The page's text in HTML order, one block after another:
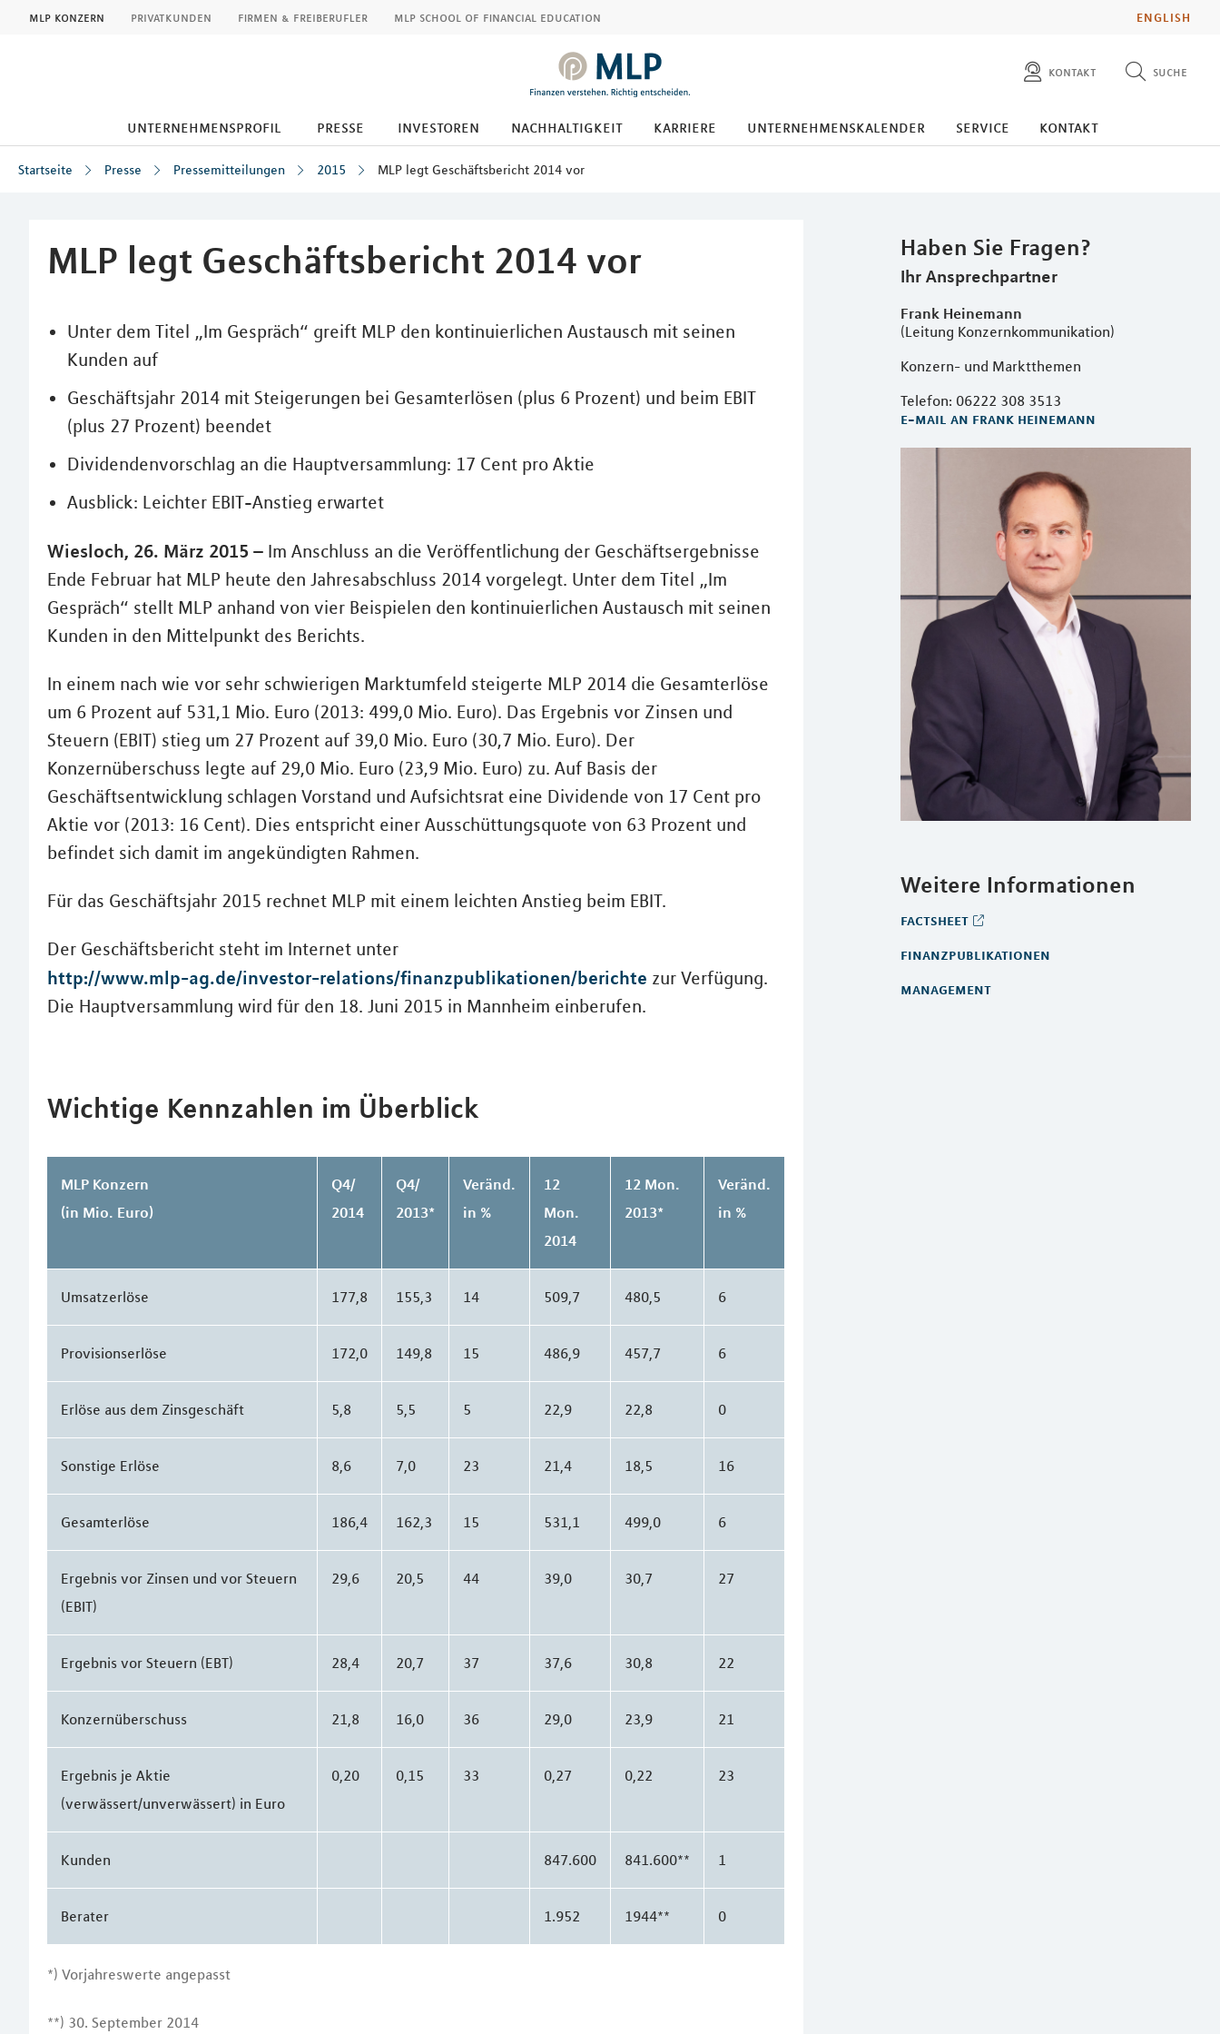
ENGLISH
mlp konzern privatkunden firmen & freiberufler mlp school of financial education
kontakt
presse
suche
diese website durchsuchen
unternehmensprofil presse investoren nachhaltigkeit karriere unternehmenskalender service kontakt
Startseite Presse Pressemitteilungen 2015 MLP legt Geschäftsbericht 2014 vor
MLP legt Geschäftsbericht 2014 vor Haben Sie Fragen?
Ihr Ansprechpartner
Frank Heinemann
(Leitung Konzernkommunikation)
Konzern- und Marktthemen
Telefon: 06222 308 3513
e-mail an frank heinemann
Weitere Informationen
factsheet
finanzpublikationen
management
Unter dem Titel „Im Gespräch“ greift MLP den kontinuierlichen Austausch mit seinen
Kunden auf
Geschäftsjahr 2014 mit Steigerungen bei Gesamterlösen (plus 6 Prozent) und beim EBIT
(plus 27 Prozent) beendet
Dividendenvorschlag an die Hauptversammlung: 17 Cent pro Aktie
Ausblick: Leichter EBIT-Anstieg erwartet
Wiesloch, 26. März 2015 – Im Anschluss an die Veröffentlichung der Geschäftsergebnisse
Ende Februar hat MLP heute den Jahresabschluss 2014 vorgelegt. Unter dem Titel „Im
Gespräch“ stellt MLP anhand von vier Beispielen den kontinuierlichen Austausch mit seinen
Kunden in den Mittelpunkt des Berichts.
In einem nach wie vor sehr schwierigen Marktumfeld steigerte MLP 2014 die Gesamterlöse
um 6 Prozent auf 531,1 Mio. Euro (2013: 499,0 Mio. Euro). Das Ergebnis vor Zinsen und
Steuern (EBIT) stieg um 27 Prozent auf 39,0 Mio. Euro (30,7 Mio. Euro). Der
Konzernüberschuss legte auf 29,0 Mio. Euro (23,9 Mio. Euro) zu. Auf Basis der
Geschäftsentwicklung schlagen Vorstand und Aufsichtsrat eine Dividende von 17 Cent pro
Aktie vor (2013: 16 Cent). Dies entspricht einer Ausschüttungsquote von 63 Prozent und
befindet sich damit im angekündigten Rahmen.
Für das Geschäftsjahr 2015 rechnet MLP mit einem leichten Anstieg beim EBIT.
Der Geschäftsbericht steht im Internet unter
http://www.mlp-ag.de/investor-relations/finanzpublikationen/berichte zur Verfügung.
Die Hauptversammlung wird für den 18. Juni 2015 in Mannheim einberufen.
Wichtige Kennzahlen im Überblick
MLP Konzern
(in Mio. Euro)
Q4/
2014
Q4/
2013*
Veränd.
in %
12
Mon.
2014
12 Mon.
2013*
Veränd.
in %
Umsatzerlöse 177,8 155,3 14 509,7 480,5 6
Provisionserlöse 172,0 149,8 15 486,9 457,7 6
Erlöse aus dem Zinsgeschäft 5,8 5,5 5 22,9 22,8 0
Sonstige Erlöse 8,6 7,0 23 21,4 18,5 16
Gesamterlöse 186,4 162,3 15 531,1 499,0 6
Ergebnis vor Zinsen und vor Steuern
(EBIT)
29,6 20,5 44 39,0 30,7 27
Ergebnis vor Steuern (EBT) 28,4 20,7 37 37,6 30,8 22
Konzernüberschuss 21,8 16,0 36 29,0 23,9 21
Ergebnis je Aktie
(verwässert/unverwässert) in Euro
0,20 0,15 33 0,27 0,22 23
Kunden 847.600 841.600** 1
Berater 1.952 1944** 0
*) Vorjahreswerte angepasst
**) 30. September 2014